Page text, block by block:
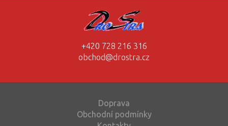
+420 728 216 316
obchod@drostra.cz
Doprava
Obchodní podmínky